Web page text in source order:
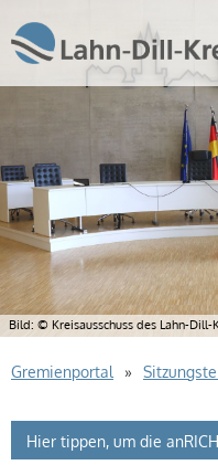
Bildmotiv in dieser Region:
Bild: © Kreisausschuss des Lahn-Dill-
Gremienportal »
Hier tippen, um die